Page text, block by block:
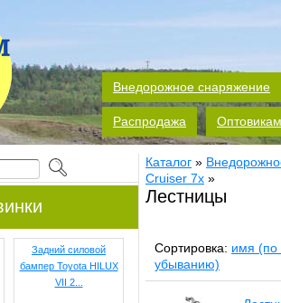
Внедорожное снаряжение
Распродажа Оптовикам
Задний силовой
бампер Toyota HILUX
VII 2...
Каталог »
Cruiser 7x »
Лестницы
Сортировка: имя (по
убыванию)